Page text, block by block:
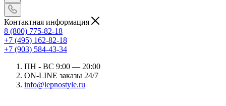
Контактная информация
8 (800) 775-82-18
+7 (495) 162-82-18
+7 (903) 584-43-34
ПН - ВС 9:00 — 20:00
ON-LINE заказы 24/7
info@lepnostyle.ru